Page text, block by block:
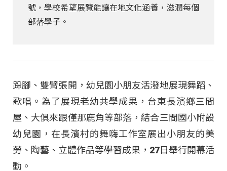
號，學校希望展覽能讓在地文化涵養，滋潤每個
部落學子。
跺腳、雙臂張開，幼兒園小朋友活潑地展現舞蹈、
歌唱。為了展現老幼共學成果，台東長濱鄉三間
屋、大俱來跟僅那鹿角等部落，結合三間國小附設
幼兒園，在長濱村的舞嗨工作室展出小朋友的美
勞、陶藝、立體作品等學習成果，27日舉行開幕活
動。